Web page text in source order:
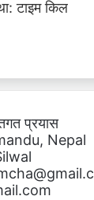
प्रयास
Nepal